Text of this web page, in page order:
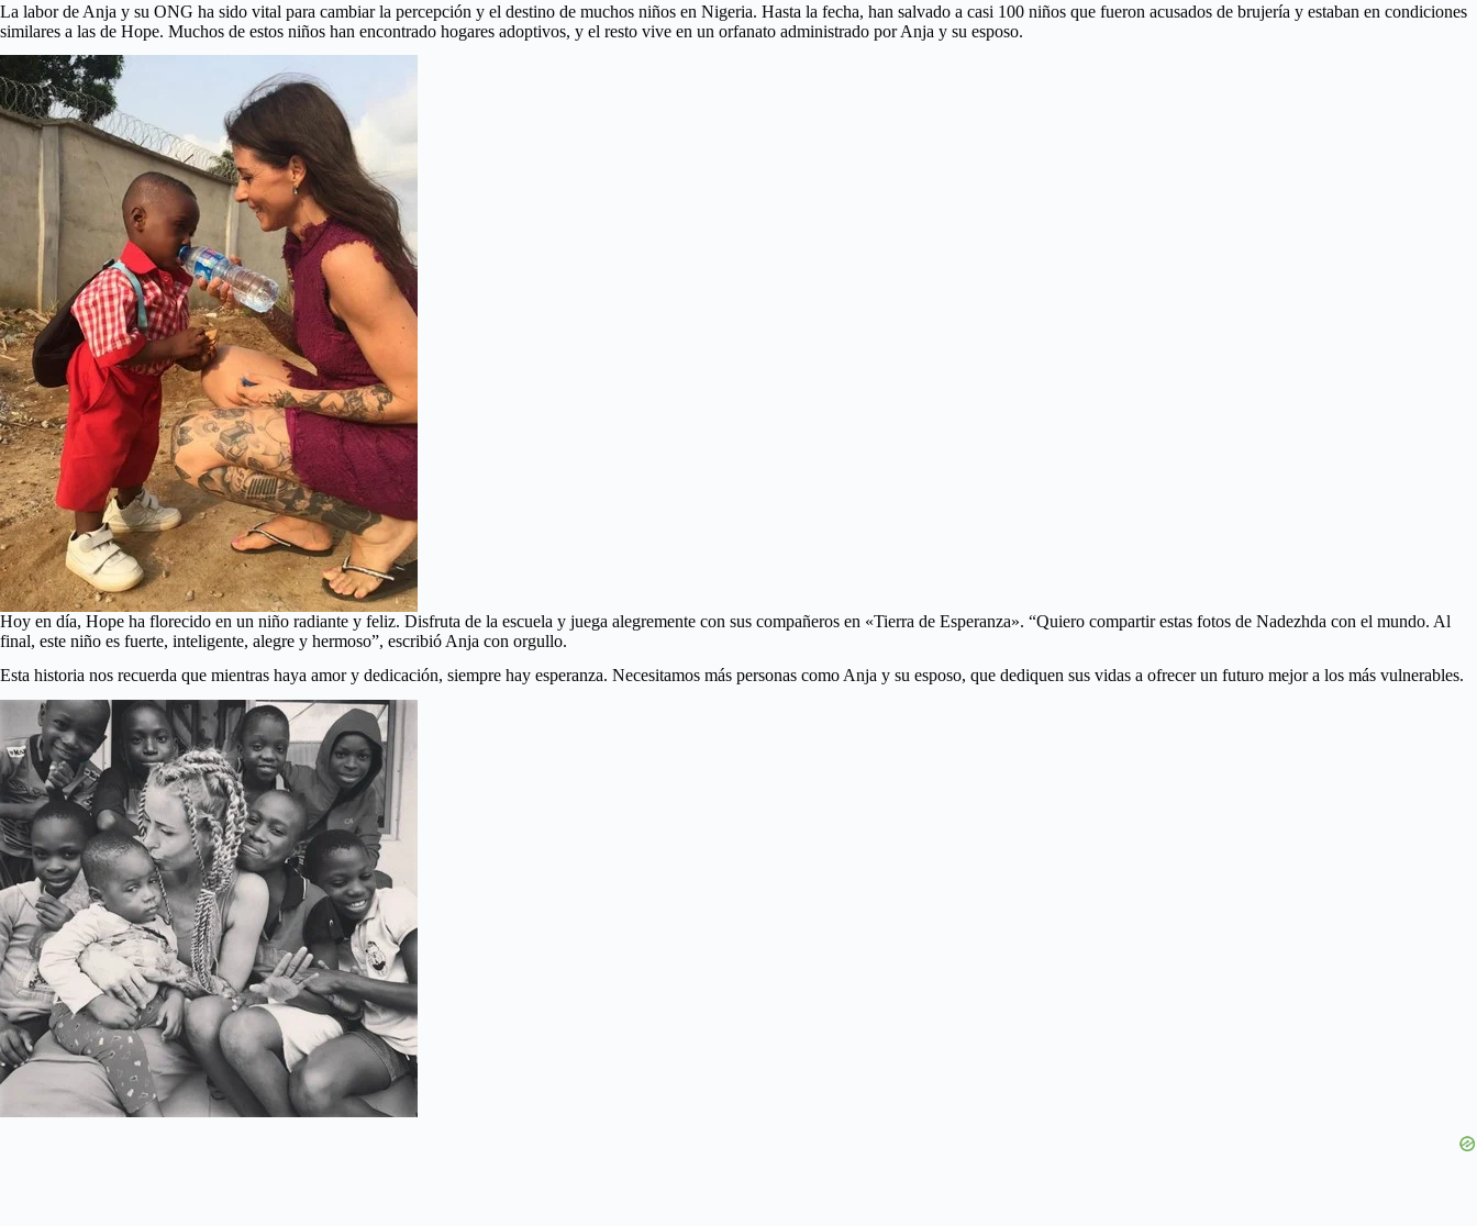
La labor de Anja y su ONG ha sido vital para cambiar la percepción y el destino de muchos niños en Nigeria. Hasta la fecha, han salvado a casi 100 niños que fueron acusados de brujería y estaban en condiciones
similares a las de Hope. Muchos de estos niños han encontrado hogares adoptivos, y el resto vive en un orfanato administrado por Anja y su esposo.
Hoy en día, Hope ha florecido en un niño radiante y feliz. Disfruta de la escuela y juega alegremente con sus compañeros en «Tierra de Esperanza». “Quiero compartir estas fotos de Nadezhda con el mundo. Al
final, este niño es fuerte, inteligente, alegre y hermoso”, escribió Anja con orgullo.
Esta historia nos recuerda que mientras haya amor y dedicación, siempre hay esperanza. Necesitamos más personas como Anja y su esposo, que dediquen sus vidas a ofrecer un futuro mejor a los más vulnerables.